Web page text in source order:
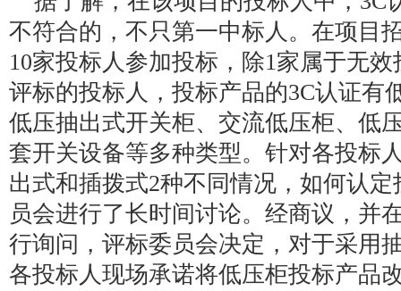
不符合的，不只第一中标人。在项目
10家投标人参加投标，除1家属于无
评标的投标人，投标产品的3C认证有
低压抽出式开关柜、交流低压柜、低
套开关设备等多种类型。针对各投标
出式和插拨式2种不同情况，如何认
员会进行了长时间讨论。经商议，并
行询问，评标委员会决定，对于采用
各投标人现场承诺将低压柜投标产品